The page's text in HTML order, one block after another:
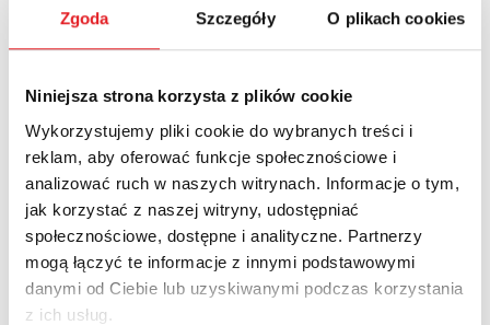
Zgoda Szczegóły O plikach cookies
Niniejsza strona korzysta z plików cookie
Wykorzystujemy pliki cookie do wybranych treści i
reklam, aby oferować funkcje społecznościowe i
analizować ruch w naszych witrynach. Informacje o tym,
jak korzystać z naszej witryny, udostępniać
społecznościowe, dostępne i analityczne. Partnerzy
mogą łączyć te informacje z innymi podstawowymi
danymi od Ciebie lub uzyskiwanymi podczas korzystania
z ich usług.
Ask for the details of the offer
Name: *
Email: *
Company: